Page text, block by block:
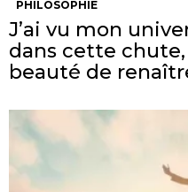
PHILOSOPHIE
J’ai vu mon
dans cette chute,
beauté de